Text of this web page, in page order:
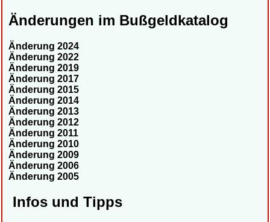
Änderungen im Bußgeldkatalog
Änderung 2024
Änderung 2022
Änderung 2019
Änderung 2017
Änderung 2015
Änderung 2014
Änderung 2013
Änderung 2012
Änderung 2011
Änderung 2010
Änderung 2009
Änderung 2006
Änderung 2005
Infos und Tipps